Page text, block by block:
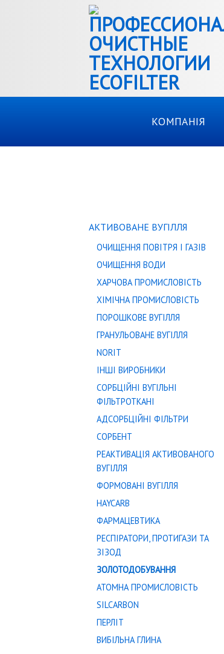
КОМПАНІЯ
АКТИВОВАНЕ ВУГІЛЛЯ
ОЧИЩЕННЯ ПОВІТРЯ І ГАЗІВ
ОЧИЩЕННЯ ВОДИ
ХАРЧОВА ПРОМИСЛОВІСТЬ
ХІМІЧНА ПРОМИСЛОВІСТЬ
ПОРОШКОВЕ ВУГІЛЛЯ
ГРАНУЛЬОВАНЕ ВУГІЛЛЯ
NORIT
ІНШІ ВИРОБНИКИ
СОРБЦІЙНІ ВУГІЛЬНІ
ФІЛЬТРОТКАНІ
АДСОРБЦІЙНІ ФІЛЬТРИ
СОРБЕНТ
РЕАКТИВАЦІЯ АКТИВОВАНОГО
ВУГІЛЛЯ
ФОРМОВАНІ ВУГІЛЛЯ
HAYCARB
ФАРМАЦЕВТИКА
РЕСПІРАТОРИ, ПРОТИГАЗИ ТА
ЗІЗОД
ЗОЛОТОДОБУВАННЯ
АТОМНА ПРОМИСЛОВІСТЬ
SILCARBON
ПЕРЛІТ
ВИБІЛЬНА ГЛИНА